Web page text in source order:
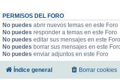
PERMISOS DEL FORO
No puedes abrir nuevos temas en este Foro
No puedes responder a temas en este Foro
No puedes editar sus mensajes en este Foro
No puedes borrar sus mensajes en este
No puedes enviar adjuntos en este Foro
Índice general Borrar cookies